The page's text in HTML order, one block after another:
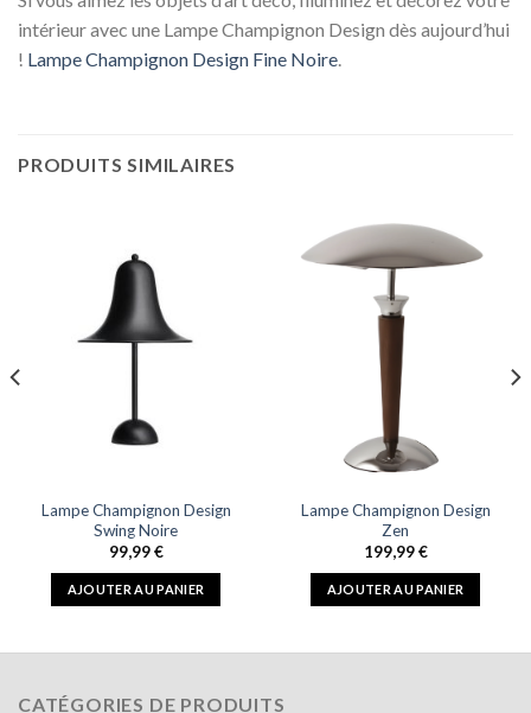
intérieur avec une Lampe Champignon Design dès aujourd’hui
! Lampe Champignon Design Fine Noire.
PRODUITS SIMILAIRES
Lampe Champignon Design
Swing Noire
99,99€
AJOUTER AU PANIER
Lampe Champignon Design
Zen
199,99€
AJOUTER AU PANIER
CATÉGORIES DE PRODUITS